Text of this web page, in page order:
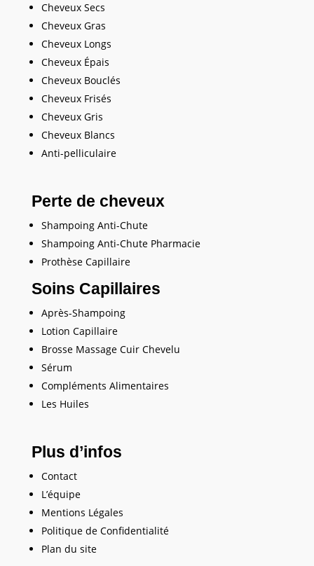
Cheveux Secs
Cheveux Gras
Cheveux Longs
Cheveux Épais
Cheveux Bouclés
Cheveux Frisés
Cheveux Gris
Cheveux Blancs
Anti-pelliculaire
Perte de cheveux
Shampoing Anti-Chute
Shampoing Anti-Chute Pharmacie
Prothèse Capillaire
Soins Capillaires
Après-Shampoing
Lotion Capillaire
Brosse Massage Cuir Chevelu
Sérum
Compléments Alimentaires
Les Huiles
Plus d’infos
Contact
L’équipe
Mentions Légales
Politique de Confidentialité
Plan du site